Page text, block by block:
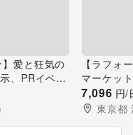
】愛と狂気の
、PRイベン
スペース
【ラフォ
マーケッ
トに最適
(スペース
7,096 円/
東京都